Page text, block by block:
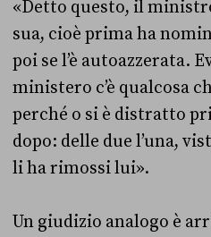
«Detto questo, il
sua, cioè prima ha
poi se l’è autoazzerata.
ministero c’è qualcosa
perché o si è distratto
dopo: delle due l’una,
li ha rimossi lui».
Un giudizio analogo è